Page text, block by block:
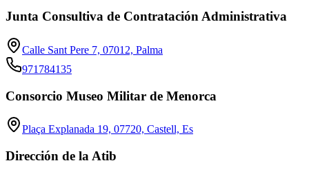
Junta Consultiva de Contratación Administrativa
Calle Sant Pere 7, 07012, Palma
971784135
Consorcio Museo Militar de Menorca
Plaça Explanada 19, 07720, Castell, Es
Dirección de la Atib